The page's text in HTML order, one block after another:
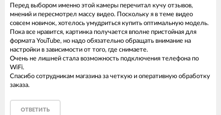
Перед выбором именно этой камеры перечитал кучу отзывов,
мнений и пересмотрел массу видео. Поскольку я в теме видео
совсем новичок, хотелось умудриться купить оптимальную модель.
Пока все нравится, картинка получается вполне пристойная для
формата YouTube, но надо обязательно обращать внимание на
настройки в зависимости от того, где снимаете.
Очень не лишней стала возможность подключения телефона по
WiFi.
Спасибо сотрудникам магазина за четкую и оперативную обработку
заказа.
ОТВЕТИТЬ